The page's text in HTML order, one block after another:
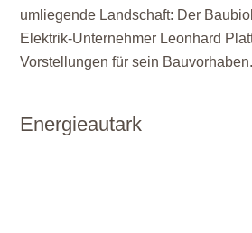
umliegende Landschaft: Der
Elektrik-Unternehmer Leonhard
Vorstellungen für sein Bauvorhaben.
Energieautark